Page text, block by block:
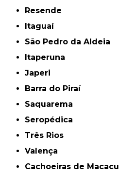
Resende
Itaguaí
São Pedro da Aldeia
Itaperuna
Japeri
Barra do Piraí
Saquarema
Seropédica
Três Rios
Valença
Cachoeiras de Macacu